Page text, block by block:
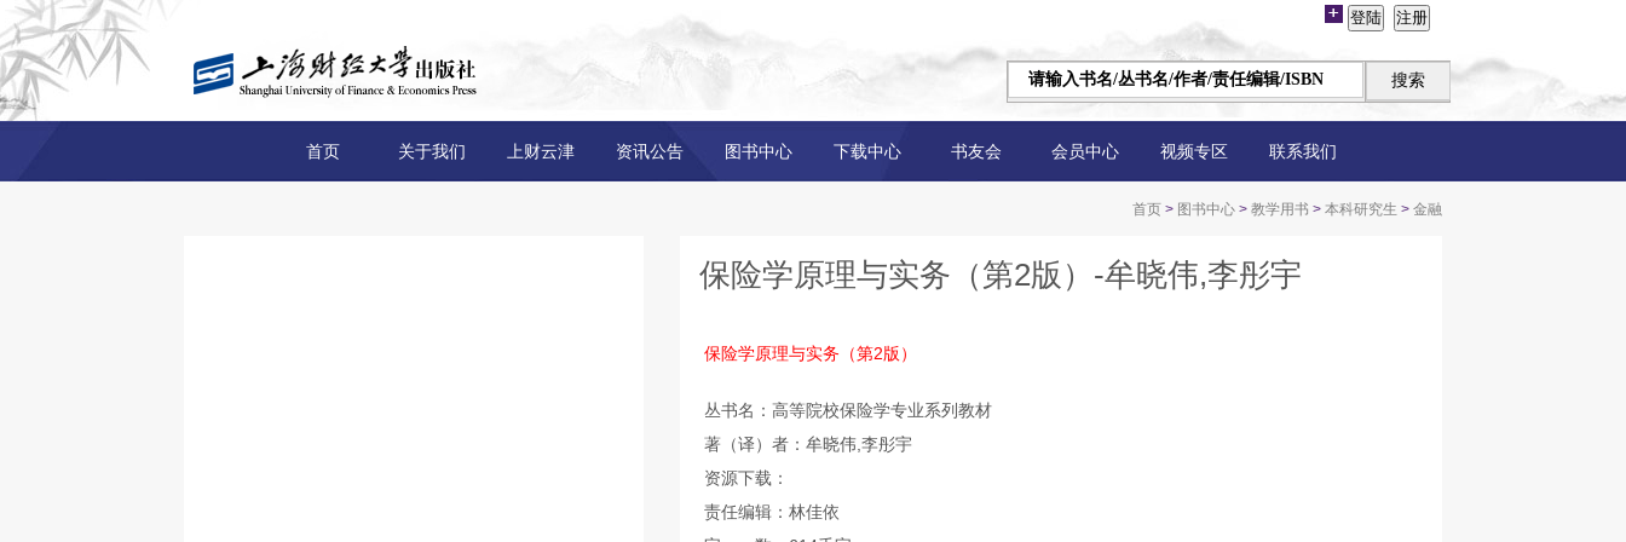
首页 关于我们 上财云津 资讯公告 图书中心 下载中心 书友会 会员中心 视频专区 联系我们
首页 > 图书中心 > 教学用书 > 本科研究生 > 金融
保险学原理与实务（第2版）-牟晓伟,李彤宇
保险学原理与实务（第2版）
丛书名：高等院校保险学专业系列教材
著（译）者：牟晓伟,李彤宇
资源下载：
责任编辑：林佳依